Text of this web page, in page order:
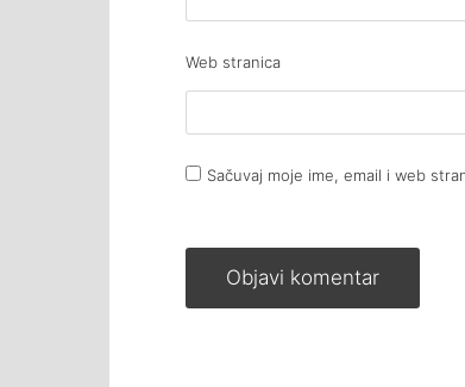
Web stranica
Sačuvaj moje ime, email i web